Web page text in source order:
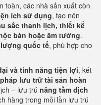
toàn, các nhà sản xuất còn
ích sử dụng, tạo nên
sắc thanh lịch, thiết kế
bàn hoặc âm tường.
quốc tế, phù hợp cho
và tính năng tiện lợi, két
lưu trữ tài sản hoàn
– lưu trú nâng tầm dịch
hàng trong mỗi lần lưu trú